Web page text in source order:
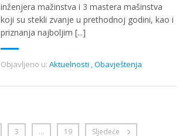
inženjera mažinstva i 3 mastera mašinstva
koji su stekli zvanje u prethodnoj godini, kao i
priznanja najboljim [...]
Objavljeno u: Aktuelnosti ,Obavještenja
3 … 19 Sljedeće